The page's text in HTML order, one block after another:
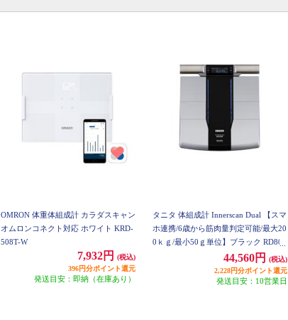
OMRON 体重体組成計 カラダスキャン
オムロンコネクト対応 ホワイト KRD-
508T-W
7,932円
(税込)
396円分ポイント還元
発送目安：即納（在庫あり）
タニタ 体組成計 Innerscan Dual 【スマ
ホ連携/6歳から筋肉量判定可能/最大20
0ｋｇ/最小50ｇ単位】ブラック RD804
44,560円
(税込)
2,228円分ポイント還元
発送目安：10営業日